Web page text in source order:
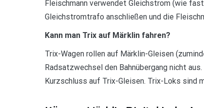
Fleischmann verwendet Gleichstrom (wie
Gleichstromtrafo anschließen und die
Kann man Trix auf Märklin fahren?
Trix-Wagen rollen auf Märklin-Gleisen
Radsatzwechsel den Bahnübergang nicht
Kurzschluss auf Trix-Gleisen. Trix-Loks sind